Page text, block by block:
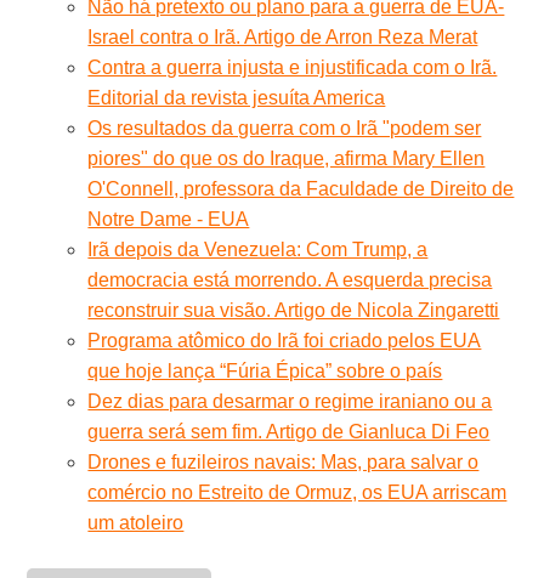
Não há pretexto ou plano para a guerra de EUA-
Israel contra o Irã. Artigo de Arron Reza Merat
Contra a guerra injusta e injustificada com o Irã.
Editorial da revista jesuíta America
Os resultados da guerra com o Irã "podem ser
piores" do que os do Iraque, afirma Mary Ellen
O'Connell, professora da Faculdade de Direito de
Notre Dame - EUA
Irã depois da Venezuela: Com Trump, a
democracia está morrendo. A esquerda precisa
reconstruir sua visão. Artigo de Nicola Zingaretti
Programa atômico do Irã foi criado pelos EUA
que hoje lança “Fúria Épica” sobre o país
Dez dias para desarmar o regime iraniano ou a
guerra será sem fim. Artigo de Gianluca Di Feo
Drones e fuzileiros navais: Mas, para salvar o
comércio no Estreito de Ormuz, os EUA arriscam
um atoleiro